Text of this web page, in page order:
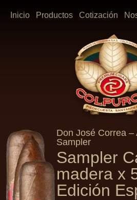
Inicio Productos Cotización
Don José Correa –
Sampler
Sampler
madera x
Edición